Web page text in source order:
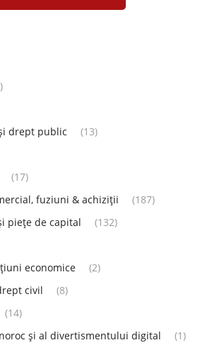
drept public
(13)
(17)
fuziuni & achiziții
(187)
piețe de capital
(132)
economice
(2)
civil
(8)
(14)
și al divertismentului digital
(1)